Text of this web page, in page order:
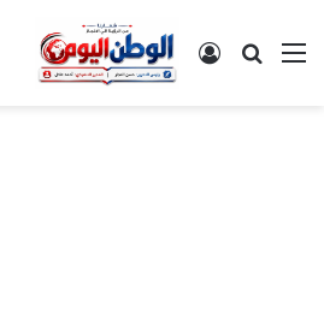
القائمةبحث عن تسجيل الدخول